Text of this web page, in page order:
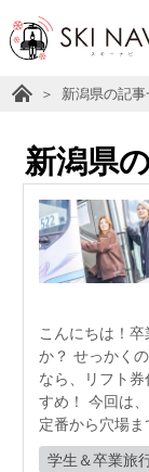
新潟県の記事
新潟県
こんにちは！
か？ せっかく
なら、リフト
すめ！ 今回は
定番から穴場ま
学生＆卒業旅